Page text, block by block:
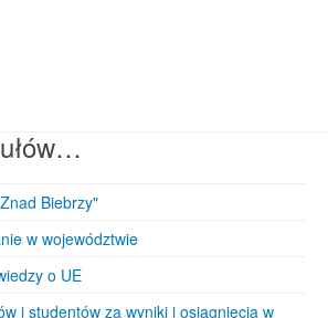
Biebrzy"
w województwie
o UE
i studentów za wyniki i osiągnięcia w